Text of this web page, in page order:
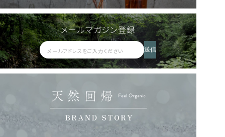
メールマガジン登録
送信